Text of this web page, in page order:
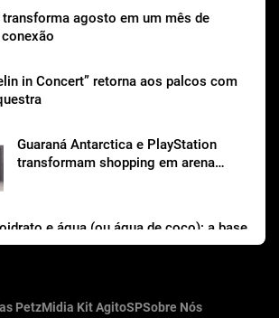
transforma agosto em um mês de
in Concert” retorna aos palcos com
Guaraná Antarctica e PlayStation
transformam shopping em arena
e água (ou água de coco): a base
saudável
PetzMidia Kit AgitoSPSobre Nós